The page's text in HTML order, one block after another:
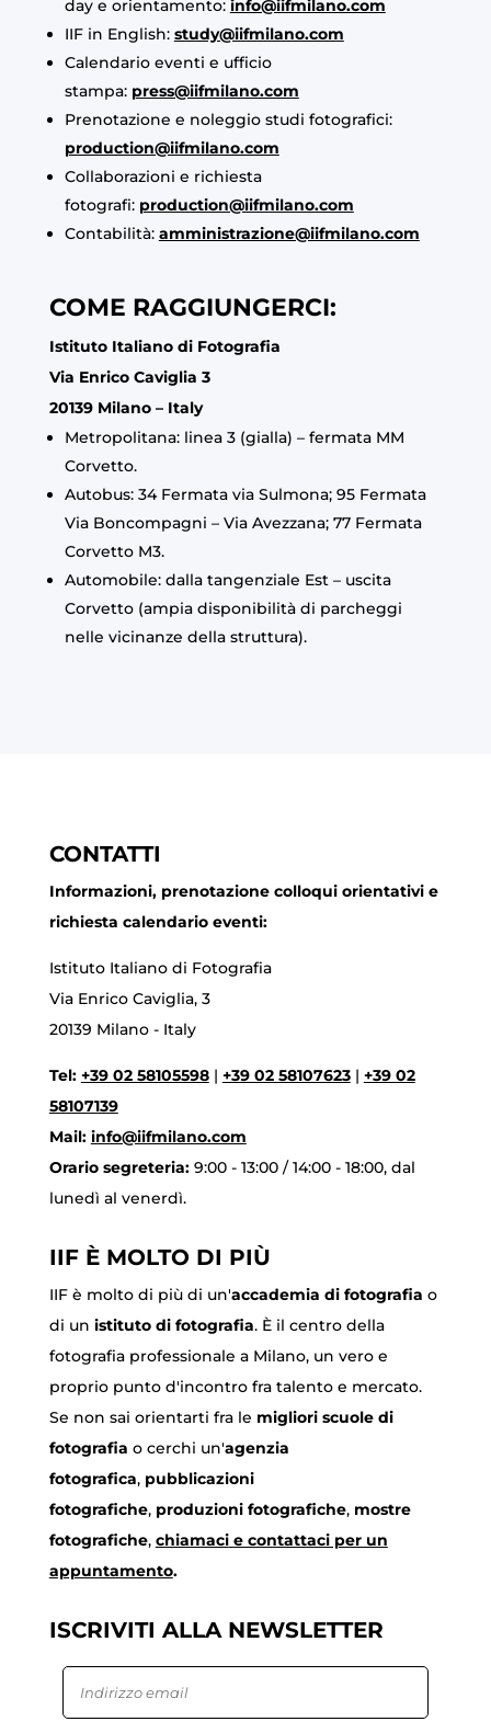
day e orientamento: info@iifmilano.com
IIF in English: study@iifmilano.com
Calendario eventi e ufficio
stampa: press@iifmilano.com
Prenotazione e noleggio studi fotografici:
production@iifmilano.com
Collaborazioni e richiesta
fotografi: production@iifmilano.com
Contabilità: amministrazione@iifmilano.com
COME RAGGIUNGERCI:
Istituto Italiano di Fotografia
Via Enrico Caviglia 3
20139 Milano – Italy
Metropolitana: linea 3 (gialla) – fermata MM
Corvetto.
Autobus: 34 Fermata via Sulmona; 95 Fermata
Via Boncompagni – Via Avezzana; 77 Fermata
Corvetto M3.
Automobile: dalla tangenziale Est – uscita
Corvetto (ampia disponibilità di parcheggi
nelle vicinanze della struttura).
CONTATTI
Informazioni, prenotazione colloqui orientativi e
richiesta calendario eventi:
Istituto Italiano di Fotografia
Via Enrico Caviglia, 3
20139 Milano - Italy
Tel: +39 02 58105598| +39 02 58107623| +39 02
58107139
Mail: info@iifmilano.com
Orario segreteria: 9:00 - 13:00 / 14:00 - 18:00, dal
lunedì al venerdì.
IIF È MOLTO DI PIÙ
IIF è molto di più di un'accademia di fotografia o
di un istituto di fotografia. È il centro della
fotografia professionale a Milano, un vero e
proprio punto d'incontro fra talento e mercato.
Se non sai orientarti fra le migliori scuole di
fotografia o cerchi un'agenzia
fotografica, pubblicazioni
fotografiche, produzioni fotografiche, mostre
fotografiche, chiamacie contattaci per un
appuntamento.
ISCRIVITI ALLA NEWSLETTER